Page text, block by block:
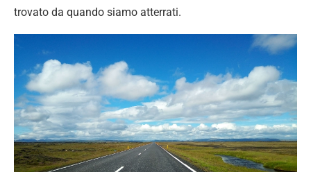
trovato da quando siamo atterrati.